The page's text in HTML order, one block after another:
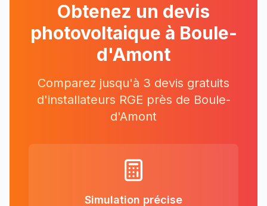
Obtenez un devis
photovoltaique à Boule-
d'Amont
Comparez jusqu'à 3 devis gratuits
d'installateurs RGE près de Boule-
d'Amont
Simulation précise